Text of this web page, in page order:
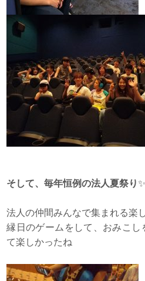
そして、毎年恒例の法人夏祭り
法人の仲間みんなで集まれる楽
縁日のゲームをして、おみこ
て楽しかったね